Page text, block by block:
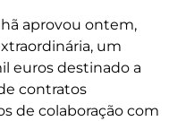
aprovou ontem,
um
euros destinado a
contratos
de colaboração com